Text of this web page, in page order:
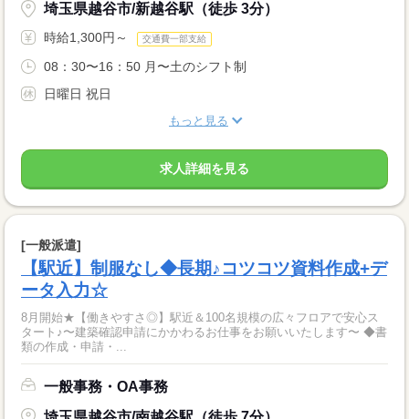
埼玉県越谷市/新越谷駅（徒歩 3分）
時給1,300円～ 交通費一部支給
08：30〜16：50 月〜土のシフト制
日曜日 祝日
もっと見る
求人詳細を見る
[一般派遣]
【駅近】制服なし◆長期♪コツコツ資料作成+デ
ータ入力☆
8月開始★【働きやすさ◎】駅近＆100名規模の広々フロアで安心ス
タート♪〜建築確認申請にかかわるお仕事をお願いいたします〜 ◆書
類の作成・申請・...
一般事務・OA事務